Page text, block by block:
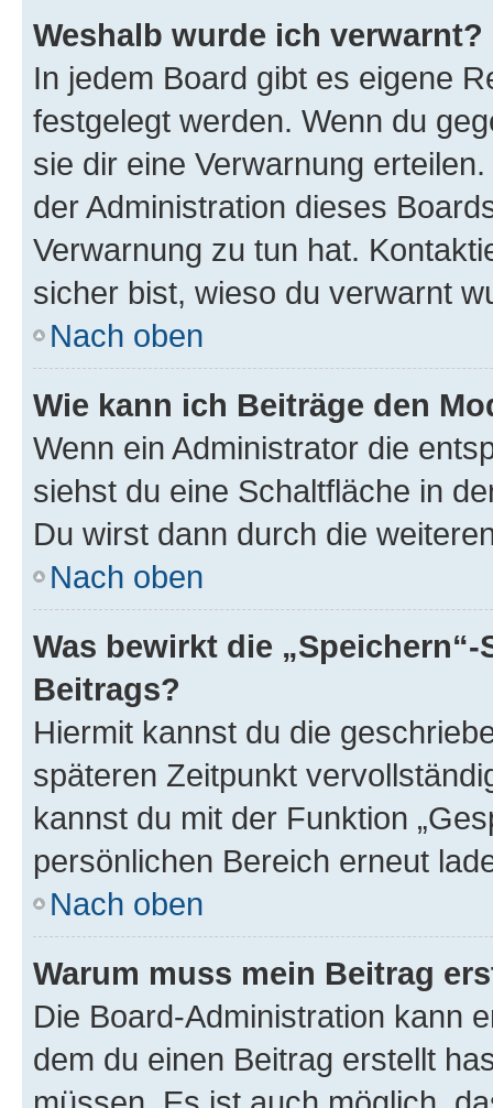
Weshalb wurde ich verwarnt?
In jedem Board gibt es eigene
festgelegt werden. Wenn du
sie dir eine Verwarnung
der Administration dieses
Verwarnung zu tun hat.
sicher bist, wieso du verwarnt
Nach oben
Wie kann ich Beiträge den
Wenn ein Administrator die
siehst du eine Schaltfläche in
Du wirst dann durch die
Nach oben
Was bewirkt die
Beitrags?
Hiermit kannst du die
späteren Zeitpunkt
kannst du mit der Funktion
persönlichen Bereich erneut
Nach oben
Warum muss mein Beitrag
Die Board-Administration kann
dem du einen Beitrag erstellt